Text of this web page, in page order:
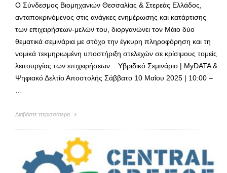
Ο Σύνδεσμος Βιομηχανιών Θεσσαλίας & Στερεάς Ελλάδος,
ανταποκρινόμενος στις ανάγκες ενημέρωσης και κατάρτισης
των επιχειρήσεων-μελών του, διοργανώνει τον Μάιο δύο
θεματικά σεμινάρια με στόχο την έγκυρη πληροφόρηση και τη
νομικά τεκμηριωμένη υποστήριξη στελεχών σε κρίσιμους τομείς
λειτουργίας των επιχειρήσεων. Υβριδικό Σεμινάριο | MyDATA &
Ψηφιακό Δελτίο Αποστολής Σάββατο 10 Μαΐου 2025 | 10:00 –
Διαβάστε περισσότερα